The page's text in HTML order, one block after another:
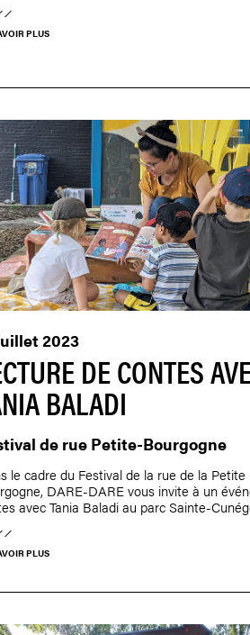
PLUS
DE CONTES
BALADI
2023
de rue Petite-Bourgogne
le cadre du Festival de la rue de la Petite
DARE-DARE vous invite à un
avec Tania Baladi au parc Sainte-
PLUS